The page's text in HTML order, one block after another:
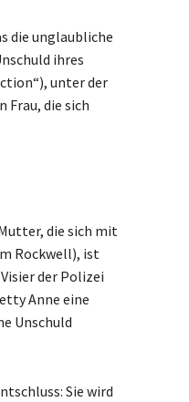
die unglaubliche
ihres
unter der
Frau, die sich
die sich mit
Rockwell), ist
der Polizei
Anne eine
Unschuld
Sie wird